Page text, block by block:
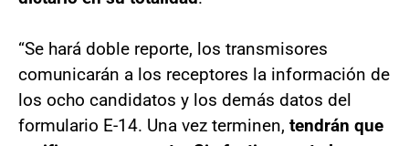
“Se hará doble reporte, los transmisores
comunicarán a los receptores la información de
los ocho candidatos y los demás datos del
formulario E-14. Una vez terminen, tendrán que